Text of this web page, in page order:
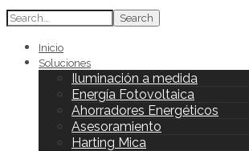
Search
Inicio
Soluciones
Iluminación a medida
Energía Fotovoltaica
Ahorradores Energéticos
Asesoramiento
Harting Mica